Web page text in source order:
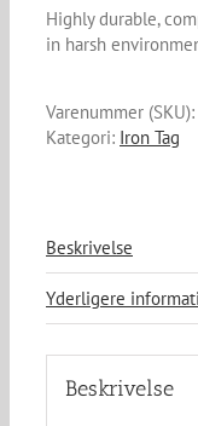
Highly durable,
in harsh
Varenummer (SKU):
Kategori: Iron Tag
Beskrivelse
Yderligere
Beskrivelse